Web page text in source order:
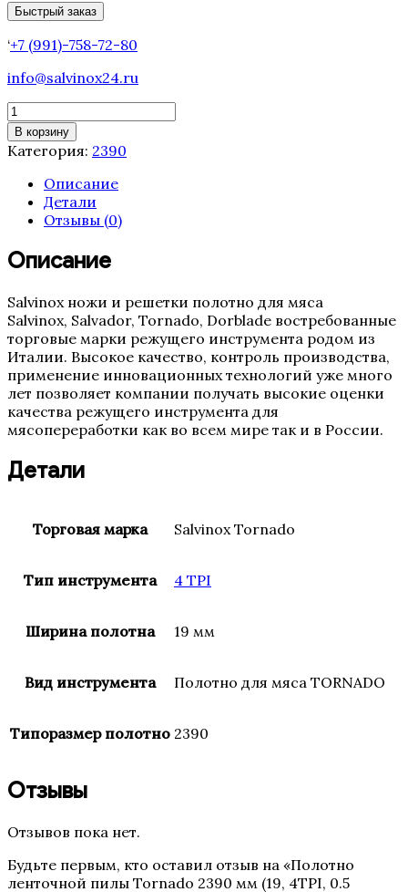
Быстрый заказ
‘+7 (991)-758-72-80
info@salvinox24.ru
Количество
товара
Полотно
ленточной
пилы
Tornado
2390
(19,
4TPI,
Италия)
В корзину
Категория: 2390
Описание
Детали
Отзывы (0)
Описание
Salvinox ножи и решетки полотно для мяса
Salvinox, Salvador, Tornado, Dorblade востребованные
торговые марки режущего инструмента родом из
Италии. Высокое качество, контроль производства,
применение инновационных технологий уже много
лет позволяет компании получать высокие оценки
качества режущего инструмента для
мясопереработки как во всем мире так и в России.
Детали
Торговая марка Salvinox Tornado
Тип инструмента 4 TPI
Ширина полотна 19 мм
Вид инструмента Полотно для мяса TORNADO
Типоразмер полотно 2390
Отзывы
Отзывов пока нет.
Будьте первым, кто оставил отзыв на «Полотно
ленточной пилы Tornado 2390 мм (19, 4TPI, 0.5